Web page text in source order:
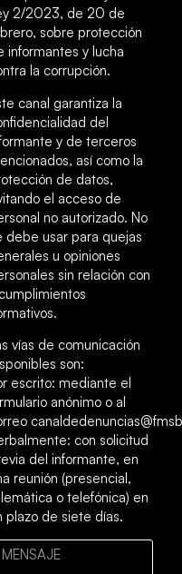
2/2023, de 20 de
sobre protección
informantes y lucha
la corrupción.
canal garantiza la
del
y de terceros
así como la
de datos,
el acceso de
no autorizado. No
debe usar para quejas
u opiniones
sin relación con
vías de comunicación
son:
escrito: mediante el
anónimo o al
con solicitud
del informante, en
reunión (presencial,
o telefónica) en
plazo de siete días.